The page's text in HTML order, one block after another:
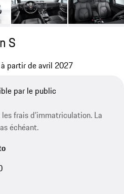
S
partir de avril 2027
par le public
frais d’immatriculation. La
échéant.